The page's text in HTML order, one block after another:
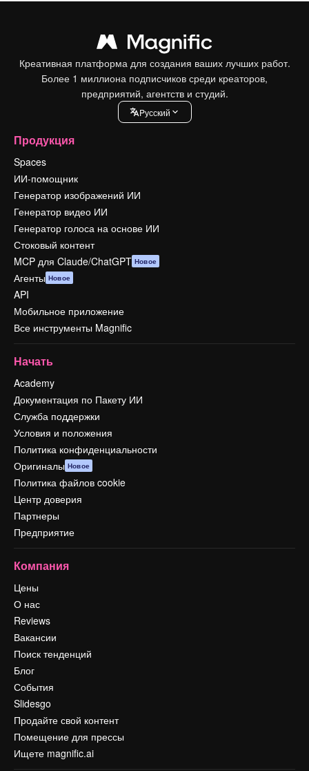
Креативная платформа для создания ваших лучших работ.
Более 1 миллиона подписчиков среди креаторов,
предприятий, агентств и студий.
Pусский
Продукция
Spaces
ИИ-помощник
Генератор изображений ИИ
Генератор видео ИИ
Генератор голоса на основе ИИ
Стоковый контент
MCP для Claude/ChatGPT Новое
Агенты Новое
API
Мобильное приложение
Все инструменты Magnific
Начать
Academy
Документация по Пакету ИИ
Служба поддержки
Условия и положения
Политика конфиденциальности
Оригиналы Новое
Политика файлов cookie
Центр доверия
Партнеры
Предприятие
Компания
Цены
О нас
Reviews
Вакансии
Поиск тенденций
Блог
События
Slidesgo
Продайте свой контент
Помещение для прессы
Ищете magnific.ai